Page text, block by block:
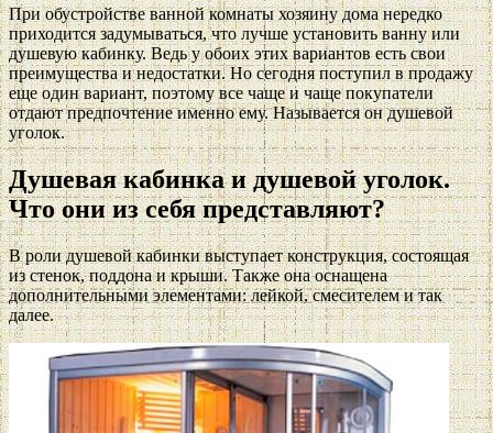
При обустройстве ванной комнаты хозяину дома нередко
приходится задумываться, что лучше установить ванну или
душевую кабинку. Ведь у обоих этих вариантов есть свои
преимущества и недостатки. Но сегодня поступил в продажу
еще один вариант, поэтому все чаще и чаще покупатели
отдают предпочтение именно ему. Называется он душевой
уголок.
Душевая кабинка и душевой уголок.
Что они из себя представляют?
В роли душевой кабинки выступает конструкция, состоящая
из стенок, поддона и крыши. Также она оснащена
дополнительными элементами: лейкой, смесителем и так
далее.